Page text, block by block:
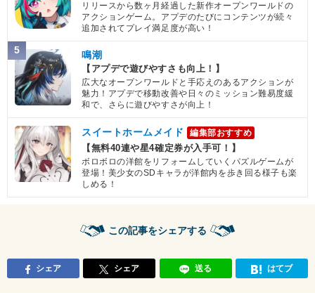
リリースから数ヶ月経過した新作オープンワールドの
アクションゲーム。アプデのたびにコンテンツが続々
追加されてプレイ満足度が高い！
5 鳴潮
【アプデで遊びやすさも向上！】
広大なオープンワールドと手応えのあるアクションが
魅力！アプデで移動改善や日々のミッション難易度緩
和で、さらに遊びやすさが向上！
スイートホームメイド 編集部おすすめ
【無料40連や星4確定券が入手可！】
ボロボロの洋館をリフォームしていくパズルゲームが
登場！美少女のSDキャラが洋館内を歩き回る様子も楽
しめる！
この記事をシェアする
シェア シェア 送る はてブ